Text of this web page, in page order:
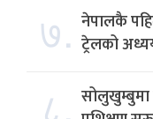
७. नेपालकै
ट्रेलको
८. सोलुखुम्बुमा